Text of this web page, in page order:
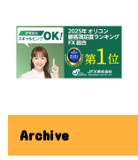
Archive